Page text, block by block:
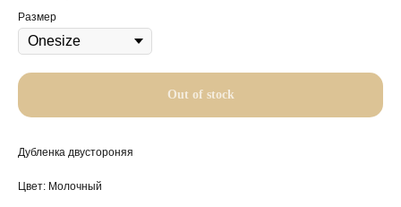
Размер
Out of stock
Дубленка двустороняя
Цвет: Молочный